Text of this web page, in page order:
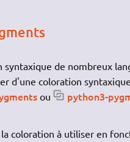
de nombreux
d'une coloration
ou python3-
coloration à utiliser en